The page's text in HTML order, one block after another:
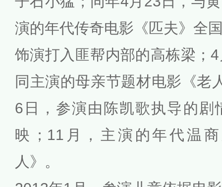
演的年代传奇电影《匹夫》全
饰演打入匪帮内部的高栋梁；
同主演的母亲节题材电影《老
6日，参演由陈凯歌执导的剧
映；11月，主演的年代温
人》。